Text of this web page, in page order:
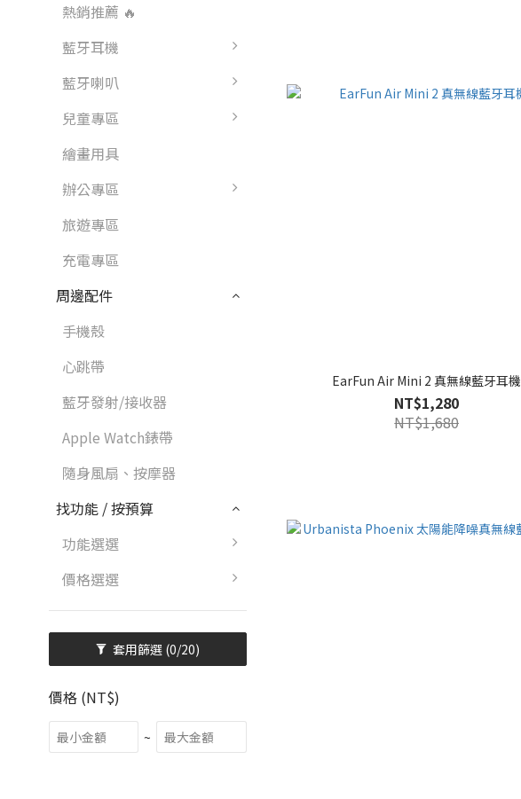
熱銷推薦 🔥
藍牙耳機
藍牙喇叭
兒童專區
繪畫用具
辦公專區
旅遊專區
充電專區
周邊配件
手機殼
心跳帶
藍牙發射/接收器
Apple Watch錶帶
隨身風扇、按摩器
找功能 / 按預算
功能選選
價格選選
套用篩選 (0/20)
價格 (NT$)
~
EarFun Air Mini 2 真無線藍牙耳機
NT$1,280
NT$1,680